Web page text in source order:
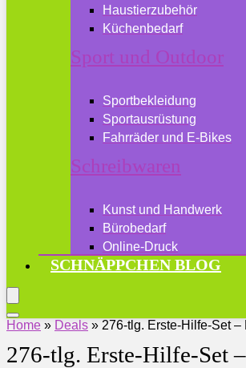
Haustierzubehör
Küchenbedarf
Sport und Outdoor
Sportbekleidung
Sportausrüstung
Fahrräder und E-Bikes
Schreibwaren
Kunst und Handwerk
Bürobedarf
Online-Druck
SCHNÄPPCHEN BLOG
Home » Deals » 276-tlg. Erste-Hilfe-Set
276-tlg. Erste-Hilfe-Set